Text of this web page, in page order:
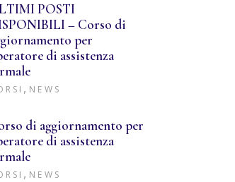
POSTI
– Corso di
per
di assistenza
, NEWS
di aggiornamento per
di assistenza
, NEWS